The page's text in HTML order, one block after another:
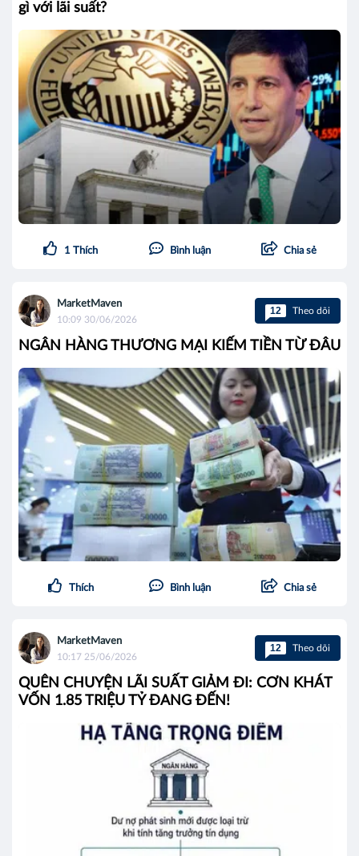
gì với lãi suất?
1 Thích Bình luận Chia sẻ
MarketMaven
10:09 30/06/2026
12 Theo dõi
NGÂN HÀNG THƯƠNG MẠI KIẾM TIỀN TỪ ĐÂU
Thích Bình luận Chia sẻ
MarketMaven
10:17 25/06/2026
12 Theo dõi
QUÊN CHUYỆN LÃI SUẤT GIẢM ĐI: CƠN KHÁT
VỐN 1.85 TRIỆU TỶ ĐANG ĐẾN!